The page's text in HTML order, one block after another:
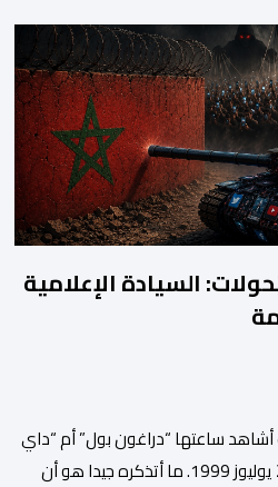
المحلي للجديدة، وذلك بحضور
مراسيم افتتاح فعاليات
أُلقيت كلمات كل من رئيس المجلس […]
السيادة الإعلامية
أشاهد ساعتها “دراغون بول” أم “داي
الشجاع” مساء يوم الجمعة 23 يوليوز 1999. ما أتذكره جيدا هو أن